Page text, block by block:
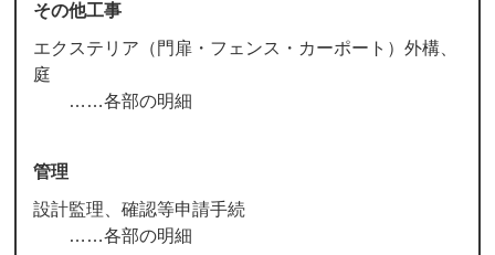
その他工事
エクステリア（門扉・フェンス・カーポート）外構、
庭
各部の明細
管理
設計監理、確認等申請手続
各部の明細